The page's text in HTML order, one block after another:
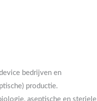
bedrijven en
productie.
aseptische en steriele